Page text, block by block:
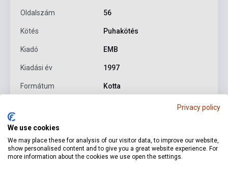
Oldalszám 56
Kötés Puhakötés
Kiadó EMB
Kiadási év 1997
Formátum Kotta
Részletes leírás Kapcsolódó linkek Vélemények
Privacy policy
We use cookies
We may place these for analysis of our visitor data, to improve our website,
show personalised content and to give you a great website experience. For
more information about the cookies we use open the settings.